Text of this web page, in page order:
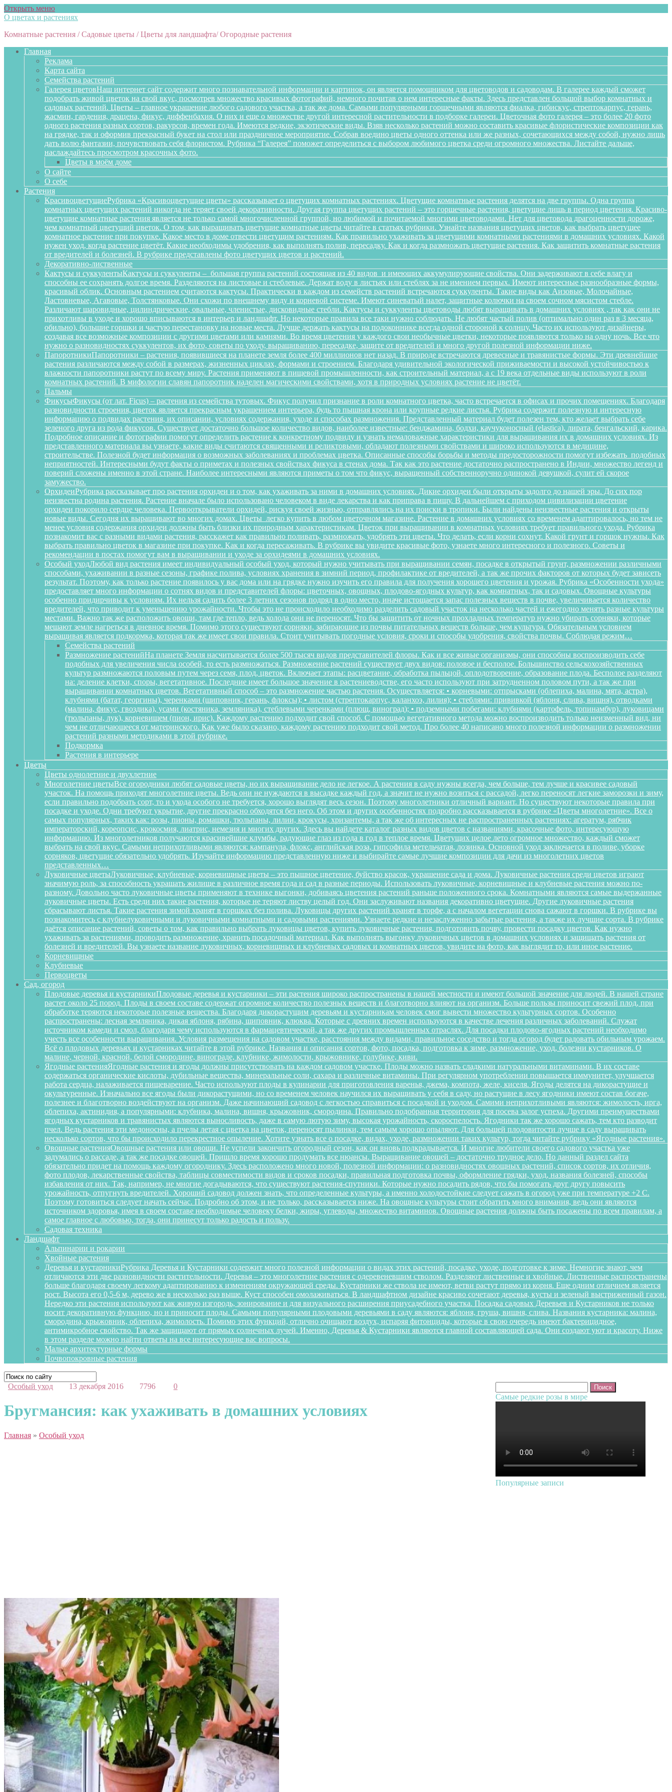
Открыть меню
О цветах и растениях
Комнатные растения / Садовые цветы / Цветы для ландшафта/ Огородные растения
Главная
Реклама
Карта сайта
Семейства растений
Галерея цветовНаш интернет сайт содержит много познавательной информации и картинок, он является помощником для цветоводов и садоводам. В галерее каждый сможет
подобрать живой цветок на свой вкус, посмотрев множество красивых фотографий, немного почитав о нем интересные факты. Здесь представлен большой выбор комнатных и
садовых растений. Цветы – главное украшение любого садового участка, а так же дома. Самыми популярными горшечными являются фиалка, гибискус, стрептокарпус, герань,
жасмин, гардения, драцена, фикус, диффенбахия. О них и еще о множестве другой интересной растительности в подборке галереи. Цветочная фото галерея – это более 20 фото
одного растения разных сортов, ракурсов, времен года. Имеются редкие, экзотические виды. Взяв несколько растений можно составить красивые флористические композиции как
на грядке, так и оформив прекрасный букет на стол или праздничное мероприятие. Собрав воедино цветы одного оттенка или же разных, сочетающихся между собой, нужно лишь
дать волю фантазии, почувствовать себя флористом. Рубрика “Галерея” поможет определиться с выбором любимого цветка среди огромного множества. Листайте дальше,
наслаждайтесь просмотром красочных фото.
Цветы в моём доме
О сайте
О себе
Растения
КрасивоцветущиеРубрика «Красивоцветущие цветы» рассказывает о цветущих комнатных растениях. Цветущие комнатные растения делятся на две группы. Одна группа
комнатных цветущих растений никогда не теряет своей декоративности. Другая группа цветущих растений – это горшечные растения, цветущие лишь в период цветения. Красиво-
цветущие комнатные растения является не только самой многочисленной группой, но любимой и почитаемой многими цветоводами. Нет для цветовода драгоценности дороже,
чем комнатный цветущий цветок. О том, как выращивать цветущие комнатные цветы читайте в статьях рубрики. Узнайте названия цветущих цветов, как выбрать цветущее
комнатное растение при покупке. Какое место в доме отвести цветущим растениям. Как правильно ухаживать за цветущими комнатными растениями в домашних условиях. Какой
нужен уход, когда растение цветёт. Какие необходимы удобрения, как выполнять полив, пересадку. Как и когда размножать цветущие растения. Как защитить комнатные растения
от вредителей и болезней. В рубрике представлены фото цветущих цветов и растений.
Декоративно-лиственные
Кактусы и суккулентыКактусы и суккуленты – большая группа растений состоящая из 40 видов и имеющих аккумулирующие свойства. Они задерживают в себе влагу и
способны ее сохранять долгое время. Разделяются на листовые и стеблевые. Держат воду в листьях или стеблях за не имением первых. Имеют интересные разнообразные формы,
красивый облик. Основным растением считаются кактусы. Практически в каждом из семейств растений встречаются суккуленты. Такие виды как Аизовые, Молочайные,
Ластовневые, Агавовые, Толстянковые. Они схожи по внешнему виду и корневой системе. Имеют синеватый налет, защитные колючки на своем сочном мясистом стебле.
Различают шаровидные, цилиндрические, овальные, членистые, дисковидные стебли. Кактусы и суккуленты цветоводы любят выращивать в домашних условиях , так как они не
прихотливы в уходе и хорошо вписываются в интерьер и ландшафт. Но некоторые правила все таки нужно соблюдать. Не любят частый полив (оптимально один раз в 3 месяца,
обильно), большие горшки и частую перестановку на новые места. Лучше держать кактусы на подоконнике всегда одной стороной к солнцу. Часто их используют дизайнеры,
создавая все возможные композиции с другими цветами или камнями. Во время цветения у каждого свои необычные цветки, некоторые появляются только на одну ночь. Все что
нужно о разновидностях суккулентов, их фото, советы по уходу, выращиванию, пересадке, защите от вредителей и много другой полезной информации ниже.
ПапоротникиПапоротники – растения, появившиеся на планете земля более 400 миллионов нет назад. В природе встречаются древесные и травянистые формы. Эти древнейшие
растения различаются между собой в размерах, жизненных циклах, формами и строением. Благодаря удивительной экологической приживаемости и высокой устойчивостью к
влажности папоротники растут по всему миру. Растения применяют в пищевой промышленности, как строительный материал, а с 19 века отдельные виды используют в роли
комнатных растений. В мифологии славян папоротник наделен магическими свойствами, хотя в природных условиях растение не цветёт.
Пальмы
ФикусыФикусы (от лат. Ficus) – растения из семейства тутовых. Фикус получил признание в роли комнатного цветка, часто встречается в офисах и прочих помещениях. Благодаря
разновидности строения, цветок является прекрасным украшением интерьера, будь то пышная крона или крупные редкие листья. Рубрика содержит полезную и интересную
информацию о подвидах растения, их описании, условиях содержания, уходе и способах размножения. Представленный материал будет полезен тем, кто желает выбрать себе
зеленого друга из рода фикусов. Существует достаточно большое количество видов, наиболее известные: бенджамина, бодхи, каучуконосный (elastica), лирата, бенгальский, карика.
Подробное описание и фотографии помогут определить растение к конкретному подвиду и узнать немаловажные характеристики для выращивания их в домашних условиях. Из
представленного материала вы узнаете, какие виды считаются священными и реликтовыми, обладают полезными свойствами и широко используются в медицине,
строительстве. Полезной будет информация о возможных заболеваниях и проблемах цветка. Описанные способы борьбы и методы предосторожности помогут избежать подобных
неприятностей. Интересными будут факты о приметах и полезных свойствах фикуса в стенах дома. Так как это растение достаточно распространено в Индии, множество легенд и
поверий сложены именно в этой стране. Наиболее интересными являются приметы о том что фикус, выращенный собственноручно одинокой девушкой, сулит ей скорое
замужество.
ОрхидеиРубрика рассказывает про растения орхидеи и о том, как ухаживать за ними в домашних условиях. Дикие орхидеи были открыты задолго до нашей эры. До сих пор
неизвестна родина растения. Растение вначале было использовано человеком в виде лекарства и как приправа в пищу. В дальнейшем с приходом цивилизации цветение
орхидеи покорило сердце человека. Первооткрыватели орхидей, рискуя своей жизнью, отправлялись на их поиски в тропики. Были найдены неизвестные растения и открыты
новые виды. Сегодня их выращивают во многих домах. Цветы легко купить в любом цветочном магазине. Растение в домашних условиях со временем адаптировалось, но тем не
менее условия содержания орхидеи должны быть близки их природным характеристикам. Цветок при выращивании в комнатных условиях требует правильного ухода. Рубрика
познакомит вас с разными видами растения, расскажет как правильно поливать, размножать, удобрять эти цветы. Что делать, если корни сохнут. Какой грунт и горшок нужны. Как
выбрать правильно цветок в магазине при покупке. Как и когда пересаживать. В рубрике вы увидите красивые фото, узнаете много интересного и полезного. Советы и
рекомендации в постах помогут вам в выращивании и уходе за орхидеями в домашних условиях.
Особый уходЛюбой вид растения имеет индивидуальный особый уход, который нужно учитывать при выращивании семян, посадке в открытый грунт, размножении различными
способами, ухаживании в разные сезоны, графике полива, условиях хранения в зимний период, профилактике от вредителей, а так же прочих факторов от которых будет зависеть
результат. Поэтому, как только растение появилось у вас дома или на грядке нужно изучить его правила для получения хорошего цветения и урожая. Рубрика «Особенности ухода»
предоставляет много информации о сотнях видов и представителей флоры: цветочных, овощных, плодово-ягодных культур, как комнатных, так и садовых. Овощные культуры
особенно придирчивы к условиям. Их нельзя садить более 3 летних сезонов подряд в одно место, иначе истощается запас полезных веществ в почве, увеличивается количество
вредителей, что приводит к уменьшению урожайности. Чтобы это не происходило необходимо разделить садовый участок на несколько частей и ежегодно менять разные культуры
местами. Важно так же расположить овощи, там где тепло, ведь холода они не переносят. Что бы защитить от ночных прохладных температур нужно убирать сорняки, которые
мешают земле нагреться в дневное время. Помимо этого существуют сорняки, забирающие из почвы питательных веществ больше, чем культура. Обязательным условием
выращивая является подкормка, которая так же имеет свои правила. Стоит учитывать погодные условия, сроки и способы удобрения, свойства почвы. Соблюдая режим…
Семейства растений
Размножение растенийНа планете Земля насчитывается более 500 тысяч видов представителей флоры. Как и все живые организмы, они способны воспроизводить себе
подобных для увеличения числа особей, то есть размножаться. Размножение растений существует двух видов: половое и бесполое. Большинство сельскохозяйственных
культур размножаются половым путем через семя, плод, цветок. Включает этапы: расцветание, обработка пыльцой, оплодотворение, образование плода. Бесполое разделяют
на: деление клетки, споры, вегетативное. Последние имеет большое значение в растениеводстве, его часто используют при затрудненном половом пути, а так же при
выращивании комнатных цветов. Вегетативный способ – это размножение частью растения. Осуществляется: • корневыми: отпрысками (облепиха, малина, мята, астра),
клубнями (батат, георгины), черенками (шиповник, герань, флоксы); • листом (стрептокарпус, каланхоэ, лилия); • стеблями: прививкой (яблоня, слива, вишня), отводками
(малина, фикус, гвоздика), усами (костяника, земляника), стеблевыми черенками (плющ, виноград); • подземными побегами: клубнями (картофель, топинамбур), луковицами
(тюльпаны, лук), корневищем (пион, ирис). Каждому растению подходит свой способ. С помощью вегетативного метода можно воспроизводить только неизменный вид, ни
чем не отличающееся от материнского. Как уже было сказано, каждому растению подходит свой метод. Про более 40 написано много полезной информации о размножении
растений разными методиками в этой рубрике.
Подкормка
Растения в интерьере
Цветы
Цветы однолетние и двухлетние
Многолетние цветыВсе огородники любят садовые цветы, но их выращивание дело не легкое. А растения в саду нужны всегда, чем больше, тем лучше и красивее садовый
участок. На помощь приходят многолетние цветы. Ведь они не нуждаются в высадке каждый год, а значит не нужно возиться с рассадой, легко переносят легкие заморозки и зиму,
если правильно подобрать сорт, то и ухода особого не требуется, хорошо выглядят весь сезон. Поэтому многолетники отличный вариант. Но существуют некоторые правила при
посадке и уходе. Одни требуют укрытие, другие прекрасно обходятся без него. Об этом и других особенностях подробно рассказывается в рубрике «Цветы многолетние». Все о
самых популярных, таких как: розы, пионы, ромашки, тюльпаны, лилии, крокусы, хризантемы, а так же об интересных не распространенных растениях: агератум, рябчик
императорский, кореопсис, крокосмия, лиатрис, немезия и многих других. Здесь вы найдете каталог разных видов цветов с названиями, красочные фото, интересующую
информацию. Из многолетников получаются красивейшие клумбы, радующие глаз из года в год в теплое время. Цветущих целое лето огромное множество, каждый сможет
выбрать на свой вкус. Самыми неприхотливыми являются: кампанула, флокс, английская роза, гипсофила метельчатая, лозинка. Основной уход заключается в поливе, уборке
сорняков, цветущие обязательно удобрять. Изучайте информацию представленную ниже и выбирайте самые лучшие композиции для дачи из многолетних цветов
представленных…
Луковичные цветыЛуковичные, клубневые, корневищные цветы – это пышное цветение, буйство красок, украшение сада и дома. Луковичные растения среди цветов играют
значимую роль, за способность украшать жилище в различное время года и сад в разные периоды. Использовать луковичные, корневищные и клубневые растения можно по-
разному. Довольно часто луковичные цветы применяют в технике выгонки, добиваясь цветения растений раньше положенного срока. Комнатными являются самые выдержанные
луковичные цветы. Есть среди них такие растения, которые не теряют листву целый год. Они заслуживают названия декоративно цветущие. Другие луковичные растения
сбрасывают листья. Такие растения зимой хранят в горшках без полива. Луковицы других растений хранят в торфе, а с началом вегетации снова сажают в горшки. В рубрике вы
познакомитесь с клубнелуковичными и луковичными комнатными и садовыми растениями. Узнаете редкие и незаслуженно забытые растения, а также их лучшие сорта. В рубрике
даётся описание растений, советы о том, как правильно выбрать луковицы цветов, купить луковичные растения, подготовить почву, провести посадку цветов. Как нужно
ухаживать за растениями, проводить размножение, хранить посадочный материал. Как выполнять выгонку луковичных цветов в домашних условиях и защищать растения от
болезней и вредителей. Вы узнаете название луковичных, корневищных и клубневых садовых и комнатных цветов, увидите на фото, как выглядит то, или иное растение.
Корневищные
Клубневые
Первоцветы
Сад, огород
Плодовые деревья и кустарникиПлодовые деревья и кустарники – эти растения широко распространены в нашей местности и имеют большой значение для людей. В нашей стране
растет около 25 пород. Плоды в своем составе содержат огромное количество полезных веществ и благотворно влияют на организм. Больше пользы приносит свежий плод, при
обработке теряются некоторые полезные вещества. Благодаря дикорастущим деревьям и кустарникам человек смог вывести множество культурных сортов. Особенно
распространены: лесная земляника, дикая яблоня, рябина, шиповник, клюква. Которые с древних времен используются в качестве лечения различных заболеваний. Служат
источником камеди и смол, благодаря чему используются в фармацевтической, а так же других промышленных отраслях. Для посадки плодово-ягодных растений необходимо
учесть все особенности выращивания. Условия размещения на садовом участке, расстояния между видами, правильное соседство и тогда огород будет радовать обильным урожаем.
Всё о плодовых деревьях и кустарниках читайте в этой рубрике. Названия и описания сортов, фото, посадка, подготовка к зиме, размножение, уход, болезни кустарников. О
малине, черной, красной, белой смородине, винограде, клубнике, жимолости, крыжовнике, голубике, киви.
Ягодные растенияЯгодные растения и ягоды должны присутствовать на каждом садовом участке. Плоды можно назвать сладкими натуральными витаминами. В их составе
содержаться органические кислоты, дубильные вещества, минеральные соли, сахара и различные витамины. При регулярном употреблении повышается иммунитет, улучшается
работа сердца, налаживается пищеварение. Часто используют плоды в кулинарии для приготовления варенья, джема, компота, желе, киселя. Ягоды делятся на дикорастущие и
окультуренные. Изначально все ягоды были дикорастущими, но со временем человек научился их выращивать у себя в саду, но растущие в лесу ягодники имеют состав богаче,
полезнее и благотворно воздействуют на организм. Даже начинающий садовод с легкостью справиться с посадкой и уходом. Самими неприхотливыми являются: жимолость, ирга,
облепиха, актинидия, а популярными: клубника, малина, вишня, крыжовник, смородина. Правильно подобранная территория для посева залог успеха. Другими преимуществами
ягодных кустарников и травянистых являются выносливость, даже в самую лютую зиму, высокая урожайность, скороспелость. Ягодники так же хорошо сажать, тем кто разводит
пчел. Ведь растения эти медоносны, а пчелы летая с цветка на цветок, переносят пылинки, тем самым хорошо опыляют. Для большей плодовитости лучше в саду выращивать
несколько сортов, что бы происходило перекрестное опыление. Хотите узнать все о посадке, видах, уходе, размножении таких культур, тогда читайте рубрику «Ягодные растения».
Овощные растенияОвощные растения или овощи. Не успели закончить огородный сезон, как он вновь подкрадывается. И многие любители своего садового участка уже
задумались о рассаде, а так же посадке овощей. Пришло время хорошо продумать все нюансы. Выращивание овощей – достаточно трудное дело. Но данный раздел сайта
обязательно придет на помощь каждому огороднику. Здесь расположено много новой, полезной информации: о разновидностях овощных растений, список сортов, их отличия,
фото плодов, лекарственные свойства, таблицы совместимости видов и сроков посадки, правильная подготовка почвы, оформление грядки, уход, названия болезней, способы
избавления от них. Так, например, не многие догадываются, что существуют растения-спутники. Которые нужно посадить рядов, что бы помогать друг другу повысить
урожайность, отпугнуть вредителей. Хороший садовод должен знать, что определенные культуры, а именно холодостойкие следует сажать в огород уже при температуре +2 С.
Поэтому готовиться следует начать сейчас. Подробно об этом, и не только, рассказывается ниже. На овощные культуры стоит обратить много внимания, ведь они являются
источником здоровья, имея в своем составе необходимые человеку белки, жиры, углеводы, множество витаминов. Овощные растения должны быть посажены по всем правилам, а
самое главное с любовью, тогда, они принесут только радость и пользу.
Садовая техника
Ландшафт
Альпинарии и рокарии
Хвойные растения
Деревья и кустарникиРубрика Деревья и Кустарники содержит много полезной информации о видах этих растений, посадке, уходе, подготовке к зиме. Немногие знают, чем
отличаются эти две разновидности растительности. Деревья – это многолетние растения с одеревеневшим стволом. Разделяют лиственные и хвойные. Лиственные распространены
больше благодаря своему легкому адаптированию к изменениям окружающей среды. Кустарники же ствола не имеют, ветви растут прямо из корня. Еще одним отличием является
рост. Высота его 0,5-6 м, дерево же в несколько раз выше. Куст способен омолаживаться. В ландшафтном дизайне красиво сочетают деревья, кусты и зеленый выстриженный газон.
Нередко эти растения используют как живую изгородь, зонирование и для визуального расширения приусадебного участка. Посадка садовых Деревьев и Кустарников не только
носит декоративную функцию, но и приносит плоды. Самыми популярными плодовыми деревьями в саду являются: яблоня, груша, вишня, слива. Названия кустарника: малина,
смородина, крыжовник, облепиха, жимолость. Помимо этих функций, отлично очищают воздух, испаряя фитонциды, которые в свою очередь имеют бактерицидное,
антимикробное свойство. Так же защищают от прямых солнечных лучей. Именно, Деревья & Кустарники являются главной составляющей сада. Они создают уют и красоту. Ниже
в этом разделе можно найти ответы на все интересующие вас вопросы.
Малые архитектурные формы
Почвопокровные растения
Особый уход 13 декабря 2016 7796 0
Бругмансия: как ухаживать в домашних условиях
Главная » Особый уход
Самые редкие розы в мире
Популярные записи